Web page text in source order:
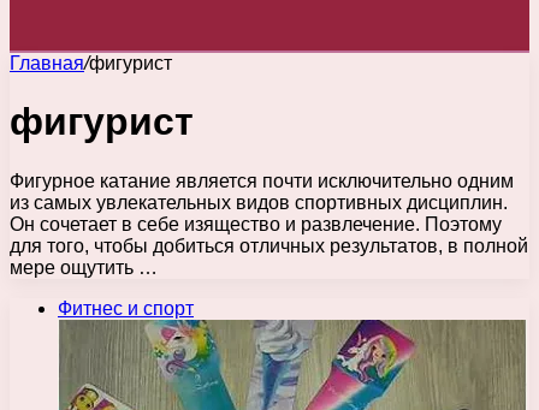
Главная/фигурист
фигурист
Фигурное катание является почти исключительно одним
из самых увлекательных видов спортивных дисциплин.
Он сочетает в себе изящество и развлечение. Поэтому
для того, чтобы добиться отличных результатов, в полной
мере ощутить …
Фитнес и спорт